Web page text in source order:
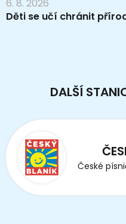
6. 8. 2026
Děti se učí chránit
DALŠÍ
České